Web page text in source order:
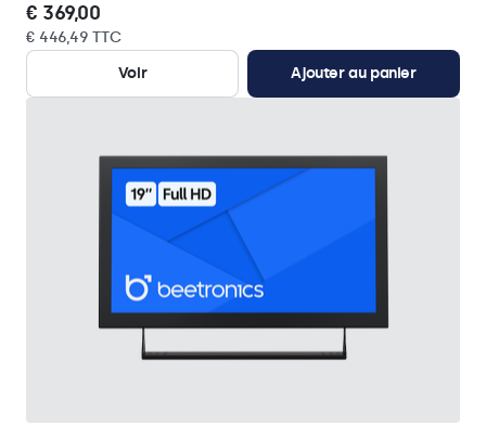
€ 369,00
€ 446,49 TTC
Voir
Ajouter au panier